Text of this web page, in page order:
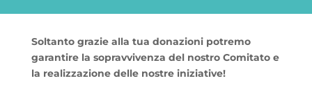
Soltanto grazie alla tua donazioni potremo
garantire la sopravvivenza del nostro Comitato e
la realizzazione delle nostre iniziative!